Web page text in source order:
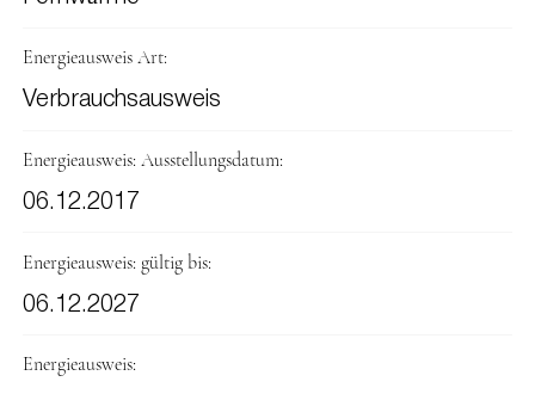
Energieausweis Art:
Verbrauchsausweis
Energieausweis: Ausstellungsdatum:
06.12.2017
Energieausweis: gültig bis:
06.12.2027
Energieausweis: